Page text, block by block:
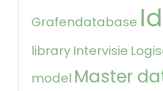
Grafendatabase
library Intervisie
model Master